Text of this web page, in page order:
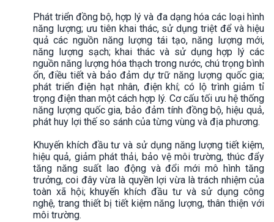
Phát triển đồng bộ, hợp lý và đa dạng hóa các loại hình
năng lượng; ưu tiên khai thác, sử dụng triệt để và hiệu
quả các nguồn năng lượng tái tạo, năng lượng mới,
năng lượng sạch; khai thác và sử dụng hợp lý các
nguồn năng lượng hóa thạch trong nước, chú trọng bình
ổn, điều tiết và bảo đảm dự trữ năng lượng quốc gia;
phát triển điện hạt nhân, điện khí; có lộ trình giảm tỉ
trọng điện than một cách hợp lý. Cơ cấu tối ưu hệ thống
năng lượng quốc gia, bảo đảm tính đồng bộ, hiệu quả,
phát huy lợi thế so sánh của từng vùng và địa phương.
Khuyến khích đầu tư và sử dụng năng lượng tiết kiệm,
hiệu quả, giảm phát thải, bảo vệ môi trường, thúc đẩy
tăng năng suất lao động và đổi mới mô hình tăng
trưởng, coi đây vừa là quyền lợi vừa là trách nhiệm của
toàn xã hội; khuyến khích đầu tư và sử dụng công
nghệ, trang thiết bị tiết kiệm năng lượng, thân thiện với
môi trường.